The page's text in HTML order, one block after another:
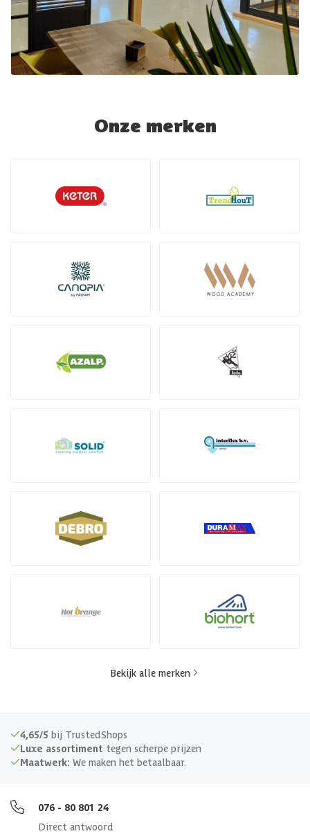
Onze merken
Bekijk alle merken
4,65/5 bij TrustedShops
Luxe assortiment tegen scherpe prijzen
Maatwerk: We maken het betaalbaar.
076 - 80 801 24
Direct antwoord